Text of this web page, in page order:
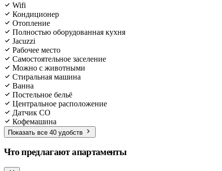
Wifi
Кондиционер
Отопление
Полностью оборудованная кухня
Jacuzzi
Рабочее место
Самостоятельное заселение
Можно с животными
Стиральная машина
Ванна
Постельное бельё
Центральное расположение
Датчик CO
Кофемашина
Показать все 40 удобств
Что предлагают апартаменты